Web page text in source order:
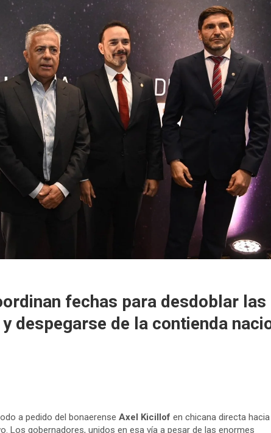
fechas para desdoblar las
despegarse de la contienda
a pedido del bonaerense Axel Kicillof en chicana directa
Los gobernadores, unidos en esa vía a pesar de las enormes